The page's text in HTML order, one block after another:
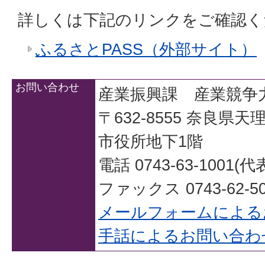
詳しくは下記のリンクをご確認
ふるさとPASS（外部サイト）
お問い合わせ
産業振興課 産業競争
〒632-8555 奈良県天
市役所地下1階
電話 0743-63-1001(代
ファックス 0743-62-
メールフォームによ
手話によるお問い合